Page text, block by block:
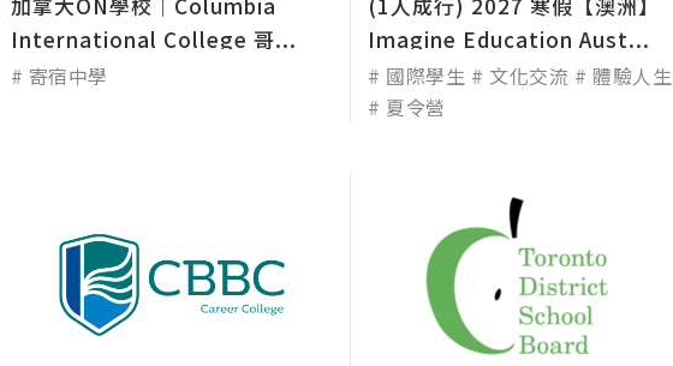
熱門搜尋： 護理 加拿大RO 遊學團 教育學區
International College 哥...
寄宿中學
Imagine Education Aust...
國際學生 文化交流
體驗人生
夏令營